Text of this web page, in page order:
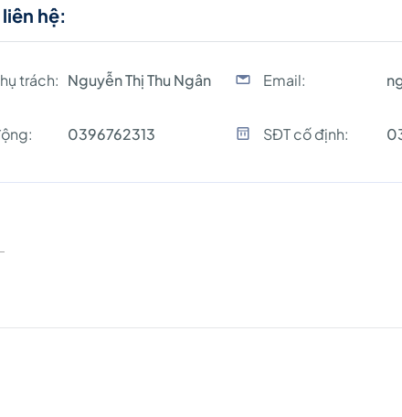
hệ:
trách: Nguyễn Thị Thu Ngân Email:
0396762313 SĐT cố định: